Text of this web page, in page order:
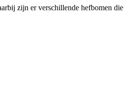
zijn er verschillende hefbomen die